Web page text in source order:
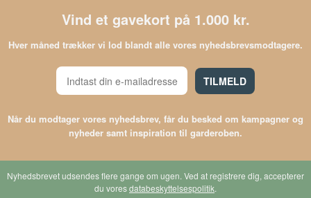
Vind et gavekort på 1.000 kr.
Hver måned trækker vi lod blandt alle vores nyhedsbrevsmodtagere.
TILMELD
Når du modtager vores nyhedsbrev, får du besked om kampagner og
nyheder samt inspiration til garderoben.
Nyhedsbrevet udsendes flere gange om ugen. Ved at registrere dig, accepterer
du voresdatabeskyttelsespolitik.